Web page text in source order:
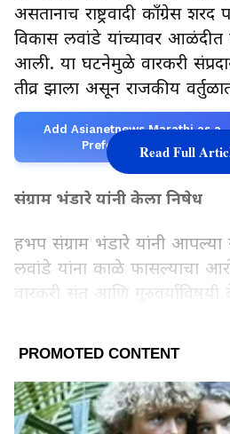
असतानाच राष्ट्रवादी काँग्रेस शरद
विकास लवांडे यांच्यावर
आली. या घटनेमुळे वारकरी
तीव्र झाला असून राजकीय
Add Asianetnews Marathi as a
Preferred Source
संग्राम भंडारे यांनी केला निषेध
हभप संग्राम भंडारे यांनी आपल्या
लवांडे यांना काळे फासल्याचा
वारकरी संत आणि
आहे. “गुरुवर्यांवर टीका सहन
शरद पवारांच्या वक्तव्यानंतर
Read Full
LATEST VIDEOS